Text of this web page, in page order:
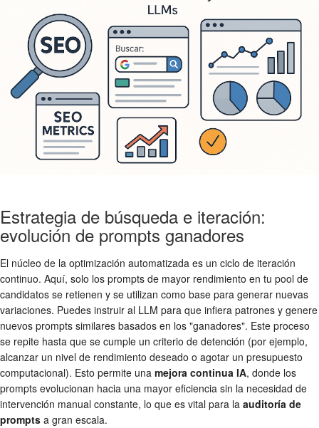
Estrategia de búsqueda e iteración:
evolución de prompts ganadores
El núcleo de la optimización automatizada es un ciclo de iteración
continuo. Aquí, solo los prompts de mayor rendimiento en tu pool de
candidatos se retienen y se utilizan como base para generar nuevas
variaciones. Puedes instruir al LLM para que infiera patrones y genere
nuevos prompts similares basados en los "ganadores". Este proceso
se repite hasta que se cumple un criterio de detención (por ejemplo,
alcanzar un nivel de rendimiento deseado o agotar un presupuesto
computacional). Esto permite una mejora continua IA, donde los
prompts evolucionan hacia una mayor eficiencia sin la necesidad de
intervención manual constante, lo que es vital para la auditoría de
prompts a gran escala.